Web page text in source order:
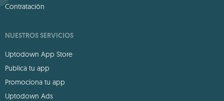
Contratación
NUESTROS SERVICIOS
Uptodown App Store
Publica tu app
Promociona tu app
Uptodown Ads